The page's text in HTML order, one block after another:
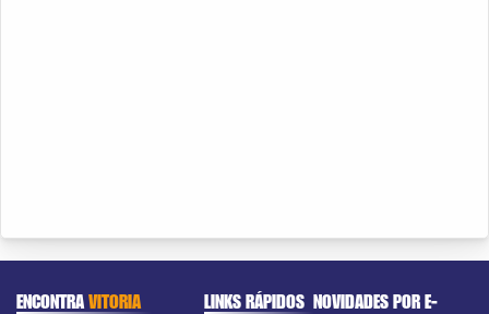
ENCONTRAVITORIA LINKS RÁPIDOS NOVIDADES POR E-